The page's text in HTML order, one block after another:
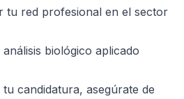
tu red profesional en el sector
biológico aplicado
candidatura, asegúrate de